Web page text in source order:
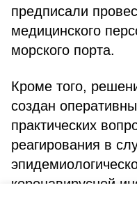
предписали
медицинского
морского порта.
Кроме того,
создан
практических
реагирования в
коронавирусной